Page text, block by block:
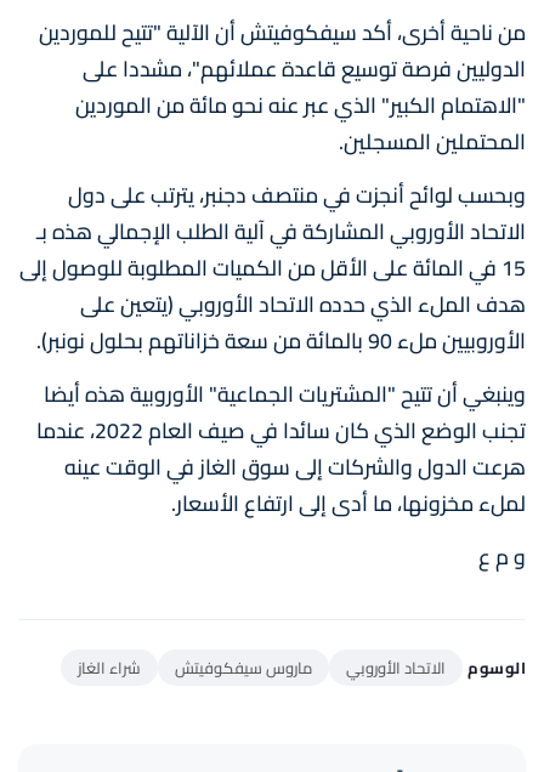
من ناحية أخرى، أكد سيفكوفيتش أن الآلية "تتيح للموردين
الدوليين فرصة توسيع قاعدة عملائهم"، مشددا على
"الاهتمام الكبير" الذي عبر عنه نحو مائة من الموردين
المحتملين المسجلين.
وبحسب لوائح أنجزت في منتصف دجنبر، يترتب على دول
الاتحاد الأوروبي المشاركة في آلية الطلب الإجمالي هذه بـ
15 في المائة على الأقل من الكميات المطلوبة للوصول إلى
هدف الملء الذي حدده الاتحاد الأوروبي (يتعين على
الأوروبيين ملء 90 بالمائة من سعة خزاناتهم بحلول نونبر).
وينبغي أن تتيح "المشتريات الجماعية" الأوروبية هذه أيضا
تجنب الوضع الذي كان سائدا في صيف العام 2022، عندما
هرعت الدول والشركات إلى سوق الغاز في الوقت عينه
لملء مخزونها، ما أدى إلى ارتفاع الأسعار.
و م ع
الوسوم الاتحاد الأوروبي ماروس سيفكوفيتش شراء الغاز